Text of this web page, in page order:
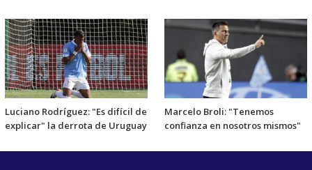
Luciano Rodríguez: "Es difícil de
explicar" la derrota de Uruguay
Marcelo Broli: "Tenemos
confianza en nosotros mismos"